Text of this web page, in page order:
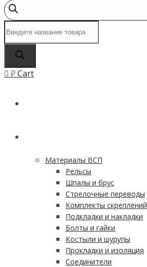
товаров
0 ₽Cart
Материалы ВСП
Рельсы
Шпалы и брус
Стрелочные переводы
Комплекты скреплений
Подкладки и накладки
Болты и гайки
Костыли и шурупы
Прокладки и изоляция
Соединители